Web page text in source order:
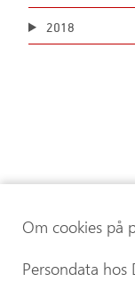
2018
Om cookies på
Persondata hos